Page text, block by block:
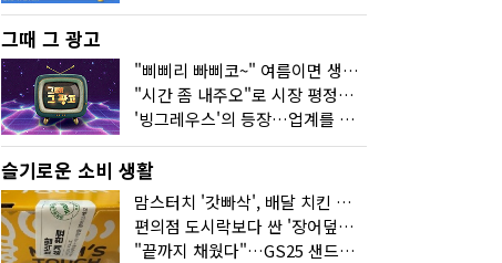
그때 그 광고
"삐삐리 빠삐코~" 여름이면 생각나는 그 노래
"시간 좀 내주오"로 시장 평정한 하이마트
'빙그레우스'의 등장…업계를 흔든 '세계관' 마케팅
슬기로운 소비 생활
맘스터치 '갓빠삭', 배달 치킨 선입견을 바꿨다
편의점 도시락보다 싼 '장어덮밥'…오뚜기가 해냈다
"끝까지 채웠다"…GS25 샌드위치의 달라진 '속'사정